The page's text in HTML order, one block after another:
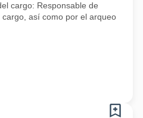
cargo: Responsable de
así como por el arqueo